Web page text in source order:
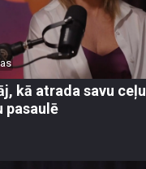
kā atrada savu ceļu
pasaulē